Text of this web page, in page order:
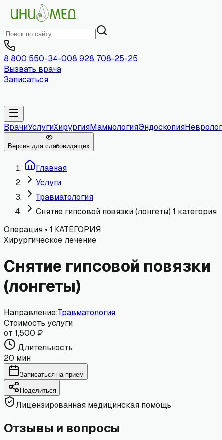
8 800 550-34-008 928 708-25-25
Вызвать врача
Записаться
ВрачиУслугиХирургияМаммологияЭндоскопия
Версия для слабовидящих
Главная
Услуги
Травматология
Снятие гипсовой повязки (лонгеты) 1 категория
Операция • 1 КАТЕГОРИЯ
Хирургическое лечение
Снятие гипсовой повязки
(лонгеты)
Направление:Травматология
Стоимость услуги
от 1,500 ₽
Длительность
20 мин
Записаться на прием
Поделиться
Лицензированная медицинская помощь
Отзывы и вопросы